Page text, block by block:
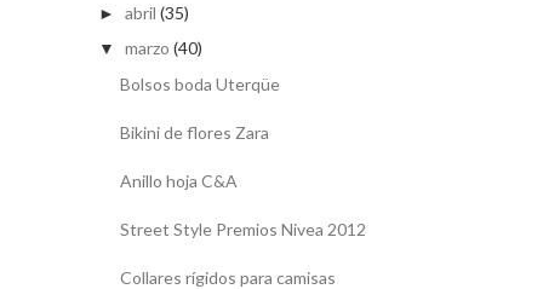
► abril (35)
▼ marzo (40)
Bolsos boda Uterqüe
Bikini de flores Zara
Anillo hoja C&A
Street Style Premios Nivea 2012
Collares rígidos para camisas